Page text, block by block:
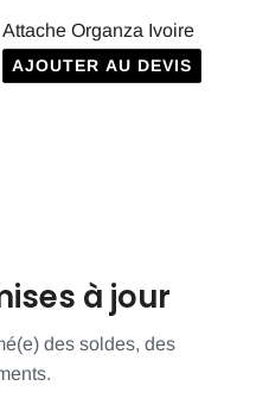
Attache Organza Ivoire
AJOUTER AU DEVIS
à jour
des soldes, des